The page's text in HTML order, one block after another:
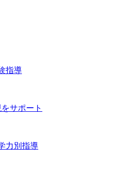
指導
サポート
力別指導